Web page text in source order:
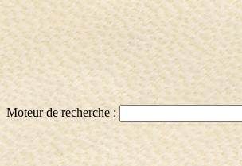
Moteur de recherche :